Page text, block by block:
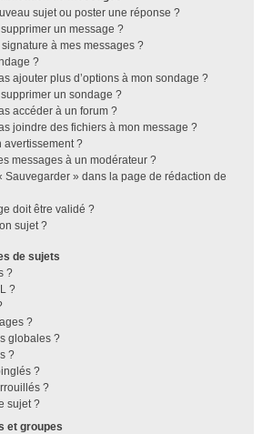
sujet ou poster une réponse ?
un message ?
à mes messages ?
?
ajouter plus d’options à mon sondage ?
un sondage ?
accéder à un forum ?
joindre des fichiers à mon message ?
avertissement ?
messages à un modérateur ?
Sauvegarder » dans la page de rédaction de
doit être validé ?
sujet ?
de sujets
?
?
?
globales ?
?
?
?
sujet ?
et groupes